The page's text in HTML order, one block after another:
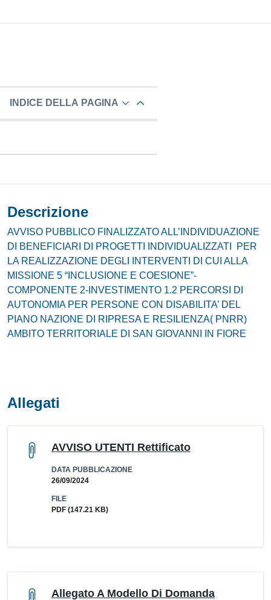
INDICE DELLA PAGINA
Descrizione
AVVISO PUBBLICO FINALIZZATO ALL’INDIVIDUAZIONE
DI BENEFICIARI DI PROGETTI INDIVIDUALIZZATI PER
LA REALIZZAZIONE DEGLI INTERVENTI DI CUI ALLA
MISSIONE 5 “INCLUSIONE E COESIONE”-
COMPONENTE 2-INVESTIMENTO 1.2 PERCORSI DI
AUTONOMIA PER PERSONE CON DISABILITA’ DEL
PIANO NAZIONE DI RIPRESA E RESILIENZA( PNRR)
AMBITO TERRITORIALE DI SAN GIOVANNI IN FIORE
Allegati
AVVISO UTENTI Rettificato
DATA PUBBLICAZIONE
26/09/2024
FILE
PDF (147.21 KB)
Allegato A Modello Di Domanda